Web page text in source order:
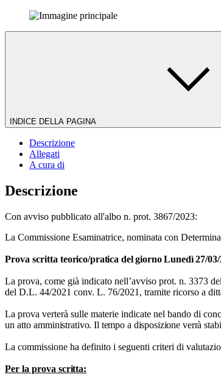
INDICE DELLA PAGINA
Descrizione
Allegati
A cura di
Descrizione
Con avviso pubblicato all'albo n. prot. 3867/2023:
La Commissione Esaminatrice, nominata con
Prova scritta teorico/pratica del giorno Lunedì 27/
La prova, come già indicato nell’avviso prot. n. 3373
del D.L. 44/2021 conv. L. 76/2021, tramite ricorso a
La prova verterà sulle materie indicate nel bando di
un atto amministrativo. Il tempo a disposizione verrà
La commissione ha definito i seguenti criteri di
Per la prova scritta: